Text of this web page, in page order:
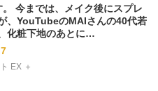
今までは、メイク後にスプレ
、YouTubeのMAIさんの40代若
化粧下地のあとに…
7
EX ＋